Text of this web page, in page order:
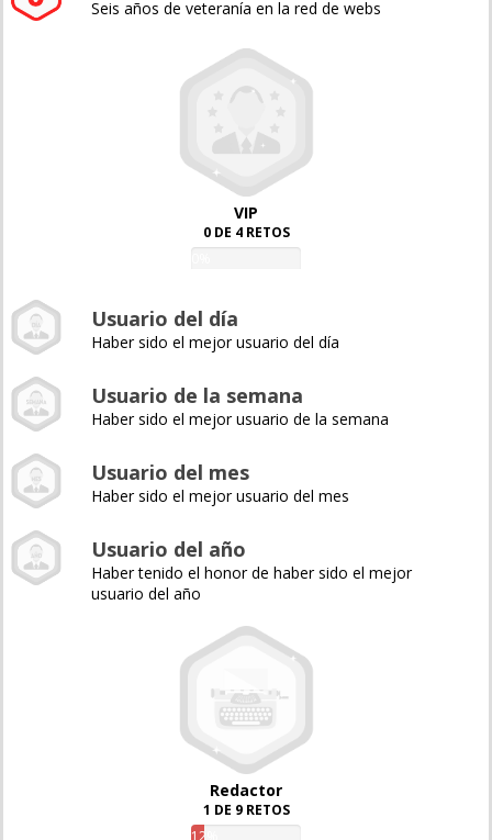
Seis años de veteranía en la red de webs
VIP
0 DE 4 RETOS
Usuario del día
Haber sido el mejor usuario del día
Usuario de la semana
Haber sido el mejor usuario de la semana
Usuario del mes
Haber sido el mejor usuario del mes
Usuario del año
Haber tenido el honor de haber sido el mejor
usuario del año
Redactor
1 DE 9 RETOS
12%